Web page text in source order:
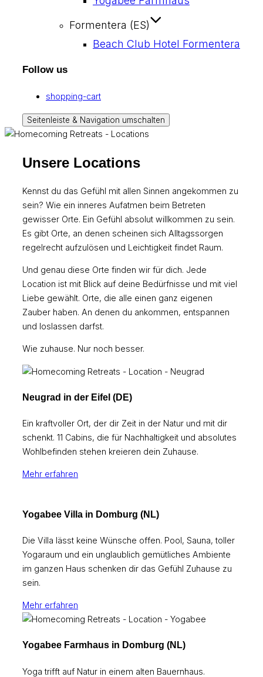
Formentera (ES)
Beach Club Hotel Formentera
Follow us
shopping-cart
Seitenleiste & Navigation umschalten
Unsere Locations
Kennst du das Gefühl mit allen Sinnen angekommen zu
sein? Wie ein inneres Aufatmen beim Betreten
gewisser Orte. Ein Gefühl absolut willkommen zu sein.
Es gibt Orte, an denen scheinen sich Alltagssorgen
regelrecht aufzulösen und Leichtigkeit findet Raum.
Und genau diese Orte finden wir für dich. Jede
Location ist mit Blick auf deine Bedürfnisse und mit viel
Liebe gewählt. Orte, die alle einen ganz eigenen
Zauber haben. An denen du ankommen, entspannen
und loslassen darfst.
Wie zuhause. Nur noch besser.
Neugrad in der Eifel (DE)
Ein kraftvoller Ort, der dir Zeit in der Natur und mit dir
schenkt. 11 Cabins, die für Nachhaltigkeit und absolutes
Wohlbefinden stehen kreieren dein Zuhause.
Mehr erfahren
Yogabee Villa in Domburg (NL)
Die Villa lässt keine Wünsche offen. Pool, Sauna, toller
Yogaraum und ein unglaublich gemütliches Ambiente
im ganzen Haus schenken dir das Gefühl Zuhause zu
sein.
Mehr erfahren
Yogabee Farmhaus in Domburg (NL)
Yoga trifft auf Natur in einem alten Bauernhaus.